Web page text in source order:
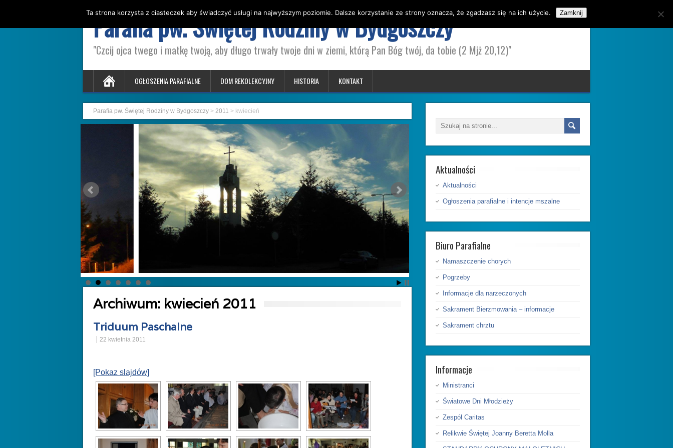
Parafia pw. Świętej Rodziny w Bydgoszczy
"Czcij ojca twego i matkę twoją, aby długo trwały twoje dni w ziemi, którą Pan Bóg twój, da tobie (2 Mjż 20,12)"
OGŁOSZENIA PARAFIALNE DOM REKOLEKCYJNY HISTORIA KONTAKT
Parafia pw. Świętej Rodziny w Bydgoszczy > 2011 > kwiecień
Archiwum: kwiecień 2011
Triduum Paschalne
22 kwietnia 2011
[Pokaz slajdów]
Aktualności
Aktualności
Ogłoszenia parafialne i intencje mszalne
Biuro Parafialne
Namaszczenie chorych
Pogrzeby
Informacje dla narzeczonych
Sakrament Bierzmowania – informacje
Sakrament chrztu
Informacje
Ministranci
Światowe Dni Młodzieży
Zespół Caritas
Relikwie Świętej Joanny Beretta Molla
Ta strona korzysta z ciasteczek aby świadczyć usługi na najwyższym poziomie. Dalsze korzystanie ze strony oznacza, że zgadzasz się na ich użycie. Zamknij